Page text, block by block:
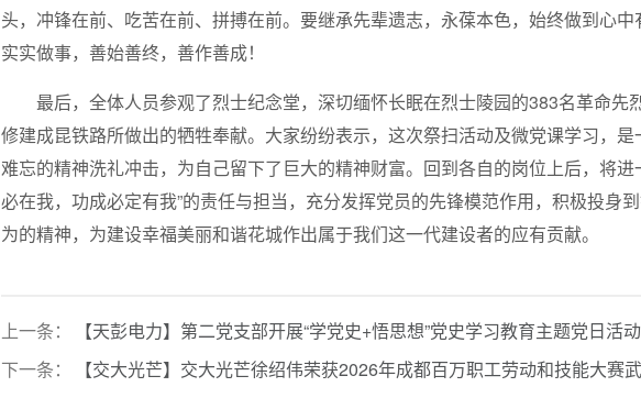
头，冲锋在前、吃苦在前、拼搏在前。要继承先辈遗志，永葆本色，始终做到心
实实做事，善始善终，善作善成！
最后，全体人员参观了烈士纪念堂，深切缅怀长眠在烈士陵园的383名革命
修建成昆铁路所做出的牺牲奉献。大家纷纷表示，这次祭扫活动及微党课学习，
难忘的精神洗礼冲击，为自己留下了巨大的精神财富。回到各自的岗位上后，将进
必在我，功成必定有我”的责任与担当，充分发挥党员的先锋模范作用，积极投身
为的精神，为建设幸福美丽和谐花城作出属于我们这一代建设者的应有贡献。
上一条：
【天彭电力】第二党支部开展“学党史+悟思想”党史学习教育主题党日活动
下一条：
【交大光芒】交大光芒徐绍伟荣获2026年成都百万职工劳动和技能大赛